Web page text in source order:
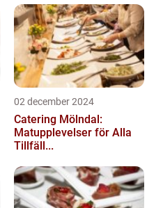
02 december 2024
Catering Mölndal:
Matupplevelser för Alla
Tillfäll...